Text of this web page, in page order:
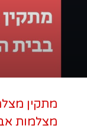
מתקין
מצלמות